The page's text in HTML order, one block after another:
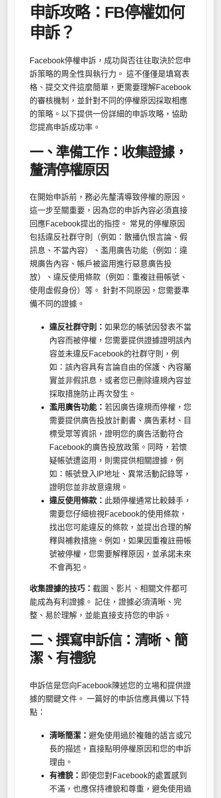
申訴攻略：FB停權如何
申訴？
Facebook停權申訴，成功與否往往取決於您申
訴策略的周全性與執行力。 這不僅僅是填寫表
格、提交文件這麼簡單，更需要理解Facebook
的審核機制，並針對不同的停權原因採取相應
的策略。以下提供一份詳細的申訴攻略，協助
您提高申訴成功率。
一、準備工作：收集證據，
釐清停權原因
在開始申訴前，務必先釐清導致停權的原因。
這一步至關重要，因為您的申訴內容必須直接
回應Facebook提出的指控。 常見的停權原因
包括違反社群守則（例如：散播仇恨言論、假
訊息、不當內容）、濫用廣告功能（例如：違
規廣告內容、帳戶被盜用進行惡意廣告投
放）、違反使用條款（例如：重複註冊帳號、
使用虛假身份）等。 針對不同原因，您需要準
備不同的證據。
違反社群守則： 如果您的帳號因發表不當
內容而被停權，您需要提供證據證明該內
容並未違反Facebook的社群守則，例
如：該內容具有言論自由的保護、內容屬
實並非假訊息，或者您已刪除違規內容並
採取措施防止再次發生。
濫用廣告功能： 若因廣告違規而停權，您
需要提供廣告投放計劃書、廣告素材、目
標受眾等資訊，證明您的廣告活動符合
Facebook的廣告投放政策。同時，若懷
疑帳號遭盜用，則需提供相關證據，例
如：帳號登入IP地址、異常活動記錄等，
證明您並非故意違規。
違反使用條款： 此類停權通常比較棘手，
需要您仔細檢視Facebook的使用條款，
找出您可能違反的條款，並提出合理的解
釋與補救措施。例如，如果因重複註冊帳
號被停權，您需要解釋原因，並承諾未來
不會再犯。
收集證據的技巧： 截圖、影片、相關文件都可
能成為有利證據。 記住，證據必須清晰、完
整、易於理解，並能直接支持您的申訴。
二、撰寫申訴信：清晰、簡
潔、有禮貌
申訴信是您向Facebook陳述您的立場和提供證
據的關鍵文件。 一篇好的申訴信應具備以下特
點：
清晰簡潔： 避免使用過於複雜的語言或冗
長的描述，直接點明停權原因和您的申訴
理由。
有禮貌： 即使您對Facebook的處置感到
不滿，也應保持禮貌和尊重，避免使用過